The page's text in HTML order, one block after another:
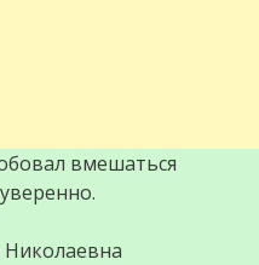
вмешаться